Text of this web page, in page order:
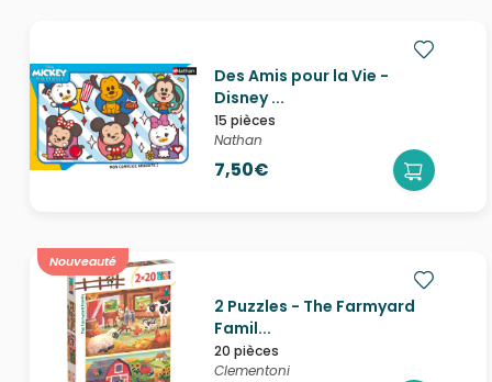
Des Amis pour la Vie -
Disney ...
15 pièces
Nathan
7,50€
Nouveauté
2 Puzzles - The Farmyard
Famil...
20 pièces
Clementoni